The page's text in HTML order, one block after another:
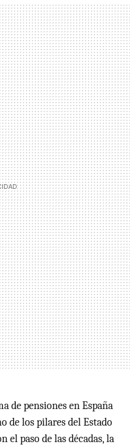
de pensiones en España
de los pilares del Estado
el paso de las décadas, la